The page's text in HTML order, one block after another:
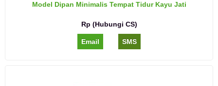
Model Dipan Minimalis Tempat Tidur Kayu Jati
Rp (Hubungi CS)
Email SMS